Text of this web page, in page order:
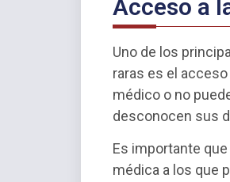
Acceso a
Uno de los
raras es el
médico o no
desconocen sus
Es importante
médica a los que